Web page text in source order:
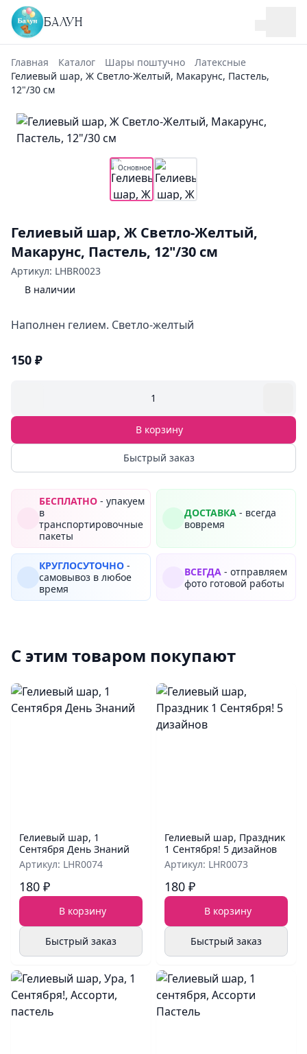
БАЛУН
Главная Каталог Шары поштучно
Латексные
Гелиевый шар, Ж Светло-Желтый, Макарунс, Пастель,
12"/30 см
Основное
Гелиевый шар, Ж Светло-Желтый,
Макарунс, Пастель, 12"/30 см
Артикул: LHBR0023
В наличии
Наполнен гелием. Светло-желтый
150 ₽
1
В корзину
Быстрый заказ
БЕСПЛАТНО - упакуем
в
транспортировочные
пакеты
ДОСТАВКА - всегда
вовремя
КРУГЛОСУТОЧНО -
самовывоз в любое
время
ВСЕГДА - отправляем
фото готовой работы
С этим товаром покупают
Гелиевый шар, 1
Сентября День Знаний
Артикул: LHR0074
180 ₽
В корзину
Быстрый заказ
Гелиевый шар, Праздник
1 Сентября! 5 дизайнов
Артикул: LHR0073
180 ₽
В корзину
Быстрый заказ